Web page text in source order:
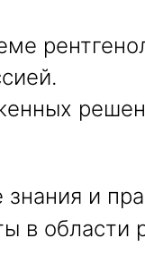
и
в области